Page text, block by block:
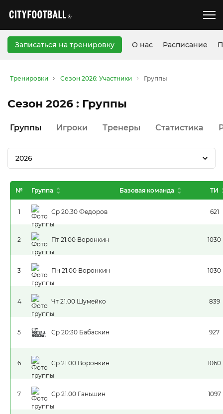
Записаться на тренировку О нас Расписание
Тренировки Сезон 2026: Участники Группы
Сезон 2026 : Группы
Группы Игроки Тренеры Статистика
2026
№ Группа Базовая команда ТИ
1 Ср 20.30 Федоров 621
2 Пт 21.00 Воронкин 1030
3 Пн 21.00 Воронкин 1030
4 Чт 21.00 Шумейко 839
5 Ср 20:30 Бабаскин 927
6 Ср 21.00 Воронкин 1060
7 Ср 21.00 Ганьшин 1097